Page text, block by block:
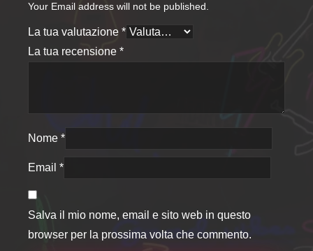
Your Email address will not be published.
La tua valutazione *
La tua recensione *
Nome *
Email *
Salva il mio nome, email e sito web in questo
browser per la prossima volta che commento.